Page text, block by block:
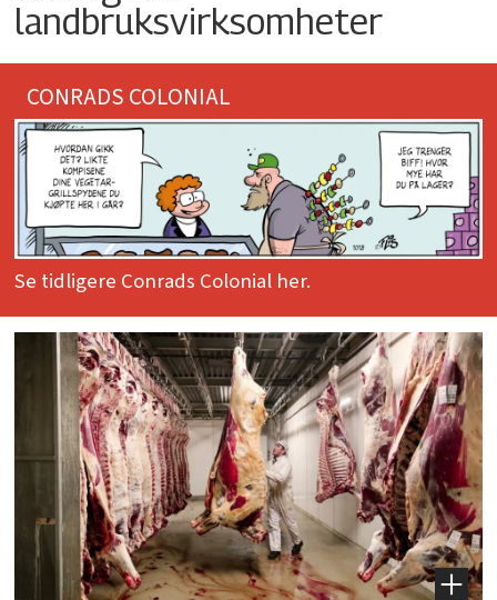
landbruksvirksomheter
CONRADS COLONIAL
Se tidligere Conrads Colonial her.